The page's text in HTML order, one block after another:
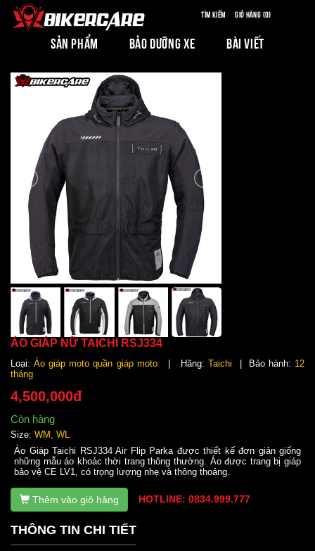
Tìm kiếm Giỏ hàng (0)
SẢN PHẨM BẢO DƯỠNG XE BÀI VIẾT
ÁO GIÁP NỮ TAICHI RSJ334
Loại:Áo giáp moto quần giáp moto| Hãng:Taichi | Bảo hành: 12
tháng
4,500,000đ
Còn hàng
Size: WM, WL
Áo Giáp Taichi RSJ334 Air Flip Parka được thiết kế đơn giản giống
những mẫu áo khoác thời trang thông thường. Áo được trang bị giáp
bảo vệ CE LV1, có trọng lượng nhẹ và thông thoáng.
Thêm vào giỏ hàng HOTLINE: 0834.999.777
THÔNG TIN CHI TIẾT